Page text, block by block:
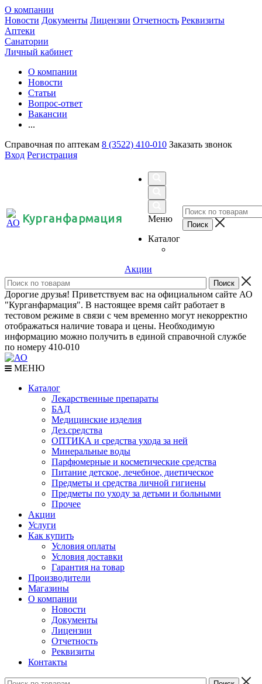
О компании
Новости Документы Лицензии Отчетность Реквизиты
Аптеки
Санатории
Личный кабинет
О компании
Новости
Статьи
Вопрос-ответ
Вакансии
...
Справочная по аптекам 8 (3522) 410-010 Заказать звонок
Вход Регистрация
Курганфармация
Меню
Каталог
Акции
Дорогие друзья! Приветствуем вас на официальном сайте АО
"Курганфармация". В настоящее время сайт работает в
тестовом режиме в связи с чем временно могут некорректно
отображаться наличие товара и цены. Необходимую
информацию можно получить в единой справочной службе
по номеру 410-010
МЕНЮ
Каталог
Лекарственные препараты
БАД
Медицинские изделия
Дез.средства
ОПТИКА и средства ухода за ней
Минеральные воды
Парфюмерные и косметические средства
Питание детское, лечебное, диетическое
Предметы и средства личной гигиены
Предметы по уходу за детьми и больными
Прочее
Акции
Услуги
Как купить
Условия оплаты
Условия доставки
Гарантия на товар
Производители
Магазины
О компании
Новости
Документы
Лицензии
Отчетность
Реквизиты
Контакты